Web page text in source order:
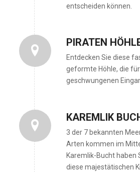
entscheiden können.
PIRATEN
Entdecken Sie diese
geformte Höhle, die
geschwungenen
KAREMLIK
3 der 7 bekannten
Arten kommen im
Karemlik-Bucht haben
diese majestätischen